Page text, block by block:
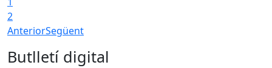
2
AnteriorSegüent
Butlletí digital